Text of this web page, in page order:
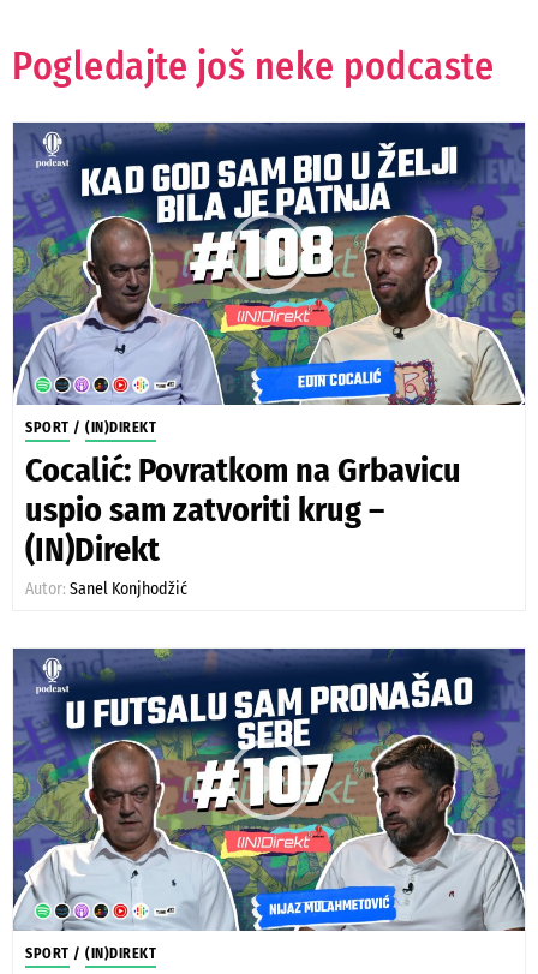
Pogledajte još neke podcaste
SPORT / (IN)DIREKT
Cocalić: Povratkom na Grbavicu
uspio sam zatvoriti krug –
(IN)Direkt
Autor: Sanel Konjhodžić
SPORT / (IN)DIREKT